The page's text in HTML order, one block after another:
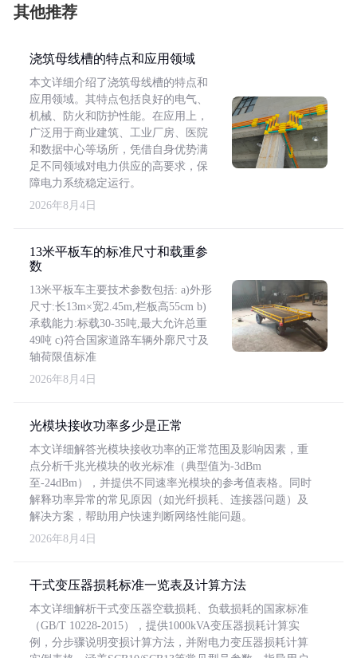
其他推荐
浇筑母线槽的特点和应用领域
本文详细介绍了浇筑母线槽的特点和
应用领域。其特点包括良好的电气、
机械、防火和防护性能。在应用上，
广泛用于商业建筑、工业厂房、医院
和数据中心等场所，凭借自身优势满
足不同领域对电力供应的高要求，保
障电力系统稳定运行。
2026年8月4日
13米平板车的标准尺寸和载重参
数
13米平板车主要技术参数包括: a)外形
尺寸:长13m×宽2.45m,栏板高55cm b)
承载能力:标载30-35吨,最大允许总重
49吨 c)符合国家道路车辆外廓尺寸及
轴荷限值标准
2026年8月4日
光模块接收功率多少是正常
本文详细解答光模块接收功率的正常范围及影响因素，重
点分析千兆光模块的收光标准（典型值为-3dBm
至-24dBm），并提供不同速率光模块的参考值表格。同时
解释功率异常的常见原因（如光纤损耗、连接器问题）及
解决方案，帮助用户快速判断网络性能问题。
2026年8月4日
干式变压器损耗标准一览表及计算方法
本文详细解析干式变压器空载损耗、负载损耗的国家标准
（GB/T 10228-2015），提供1000kVA变压器损耗计算实
例，分步骤说明变损计算方法，并附电力变压器损耗计算